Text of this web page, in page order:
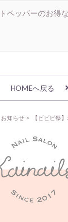
ペッパーのお得
HOMEへ戻る
お知らせ